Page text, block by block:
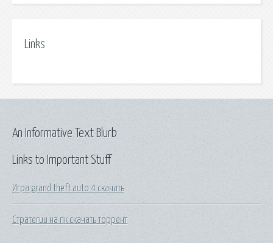
Links
Links to Important Stuff
Игра grand theft auto 4 скачать
Стратегии на пк скачать торрент
An Informative Text Blurb